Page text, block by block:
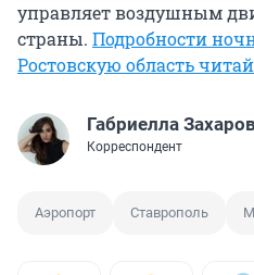
управляет воздушным
страны. Подробности
Ростовскую область
Габриелла
Корреспондент
Аэропорт Ставрополь